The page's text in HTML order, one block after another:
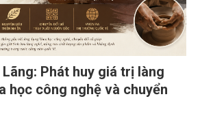
Phát huy giá trị làng
học công nghệ và chuyển